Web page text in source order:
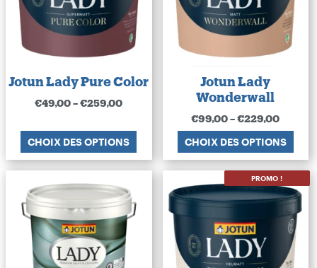
Jotun Lady Pure Color
€49,00–€259,00
CHOIX DES OPTIONS
Jotun Lady
Wonderwall
€99,00–€229,00
CHOIX DES OPTIONS
PROMO !